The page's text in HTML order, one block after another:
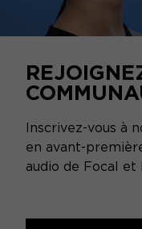
Inscrivez-vous à
en avant-
audio de Focal et